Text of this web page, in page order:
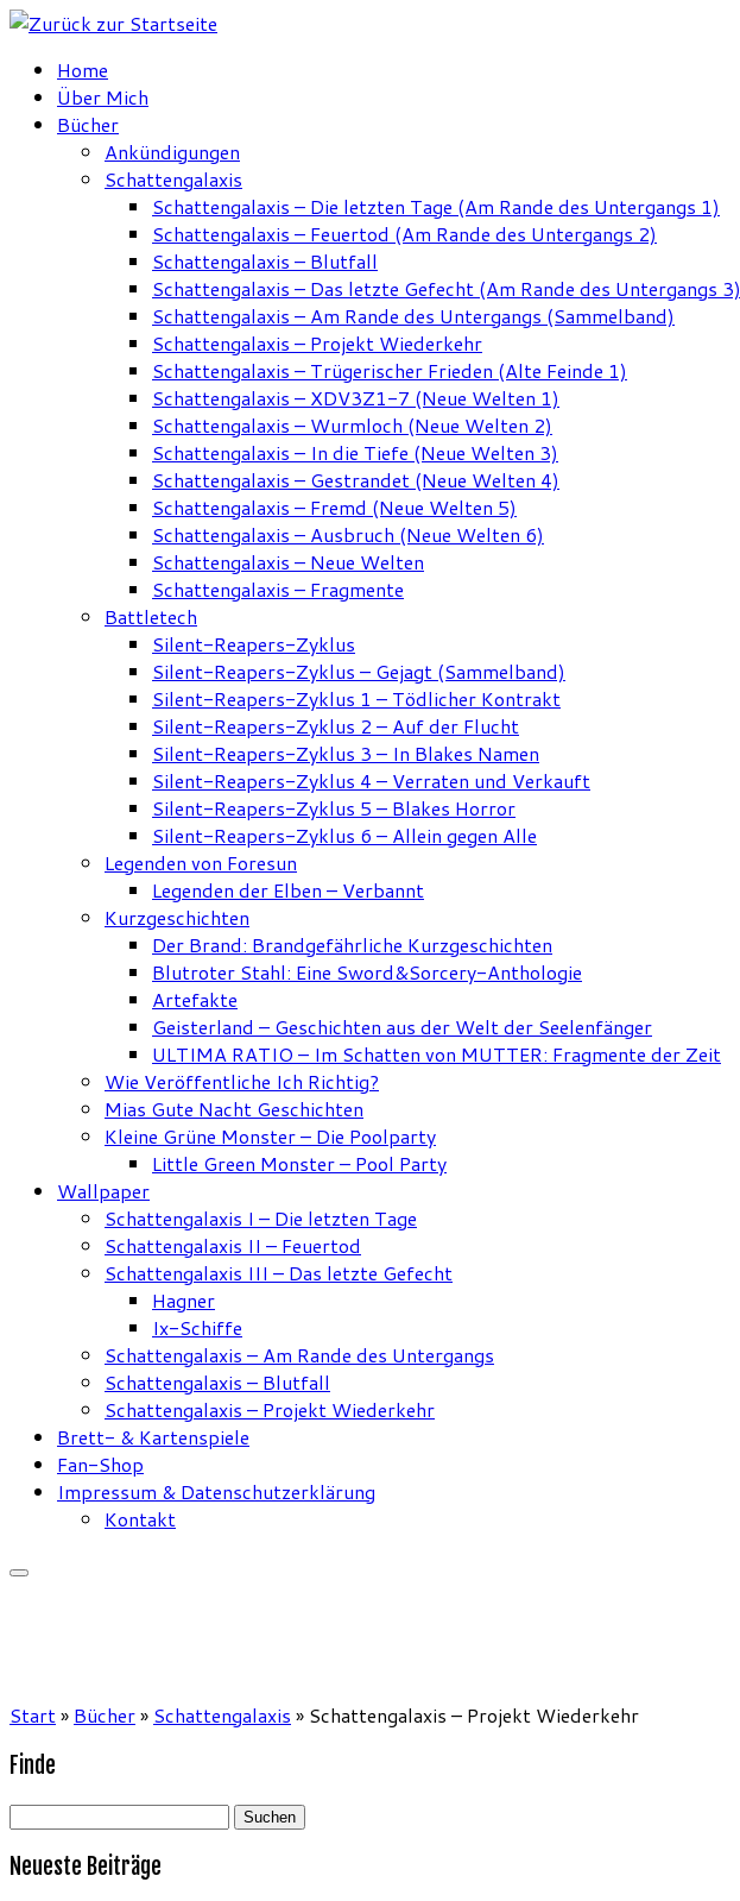
Zum
springenHome
Über Mich
Bücher
Ankündigungen
Schattengalaxis
Schattengalaxis – Die letzten Tage (Am Rande des Untergangs 1)
Schattengalaxis – Feuertod (Am Rande des Untergangs 2)
Schattengalaxis – Blutfall
Schattengalaxis – Das letzte Gefecht (Am Rande des Untergangs 3)
Schattengalaxis – Am Rande des Untergangs (Sammelband)
Schattengalaxis – Projekt Wiederkehr
Schattengalaxis – Trügerischer Frieden (Alte Feinde 1)
Schattengalaxis – XDV3Z1-7 (Neue Welten 1)
Schattengalaxis – Wurmloch (Neue Welten 2)
Schattengalaxis – In die Tiefe (Neue Welten 3)
Schattengalaxis – Gestrandet (Neue Welten 4)
Schattengalaxis – Fremd (Neue Welten 5)
Schattengalaxis – Ausbruch (Neue Welten 6)
Schattengalaxis – Neue Welten
Schattengalaxis – Fragmente
Battletech
Silent-Reapers-Zyklus
Silent-Reapers-Zyklus – Gejagt (Sammelband)
Silent-Reapers-Zyklus 1 – Tödlicher Kontrakt
Silent-Reapers-Zyklus 2 – Auf der Flucht
Silent-Reapers-Zyklus 3 – In Blakes Namen
Silent-Reapers-Zyklus 4 – Verraten und Verkauft
Silent-Reapers-Zyklus 5 – Blakes Horror
Silent-Reapers-Zyklus 6 – Allein gegen Alle
Legenden von Foresun
Legenden der Elben – Verbannt
Kurzgeschichten
Der Brand: Brandgefährliche Kurzgeschichten
Blutroter Stahl: Eine Sword&Sorcery-Anthologie
Artefakte
Geisterland – Geschichten aus der Welt der Seelenfänger
ULTIMA RATIO – Im Schatten von MUTTER: Fragmente der Zeit
Wie Veröffentliche Ich Richtig?
Mias Gute Nacht Geschichten
Kleine Grüne Monster – Die Poolparty
Little Green Monster – Pool Party
Wallpaper
Schattengalaxis I – Die letzten Tage
Schattengalaxis II – Feuertod
Schattengalaxis III – Das letzte Gefecht
Hagner
Ix-Schiffe
Schattengalaxis – Am Rande des Untergangs
Schattengalaxis – Blutfall
Schattengalaxis – Projekt Wiederkehr
Brett- & Kartenspiele
Fan-Shop
Impressum & Datenschutzerklärung
Kontakt
Start» Bücher» Schattengalaxis » Schattengalaxis – Projekt Wiederkehr
Finde
Suchen
Neueste Beiträge